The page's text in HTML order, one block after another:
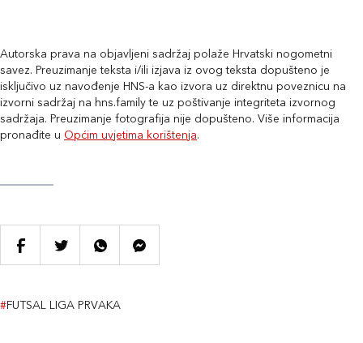
Autorska prava na objavljeni sadržaj polaže Hrvatski nogometni
savez. Preuzimanje teksta i/ili izjava iz ovog teksta dopušteno je
isključivo uz navođenje HNS-a kao izvora uz direktnu poveznicu na
izvorni sadržaj na hns.family te uz poštivanje integriteta izvornog
sadržaja. Preuzimanje fotografija nije dopušteno. Više informacija
pronađite u Općim uvjetima korištenja.
#FUTSAL LIGA PRVAKA